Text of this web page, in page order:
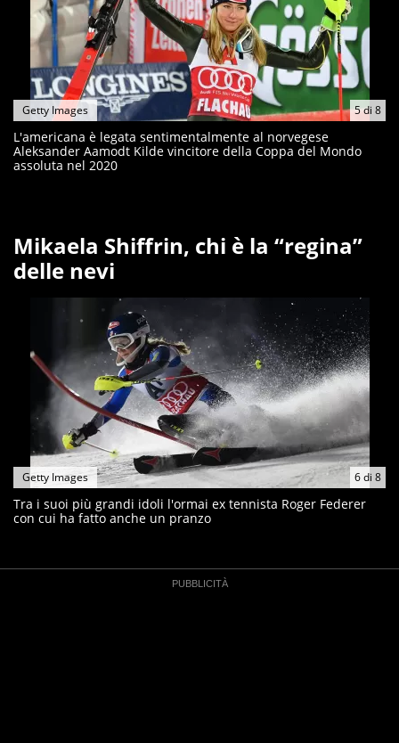
5di 8
Getty Images
L'americana è legata sentimentalmente al norvegese
Aleksander Aamodt Kilde vincitore della Coppa del Mondo
assoluta nel 2020
Mikaela Shiffrin, chi è la “regina”
delle nevi
6di 8
Getty Images
Tra i suoi più grandi idoli l'ormai ex tennista Roger Federer
con cui ha fatto anche un pranzo